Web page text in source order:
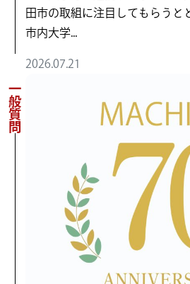
田市の取組に注目してもらうと
市内大学...
2026.07.21
一般質問